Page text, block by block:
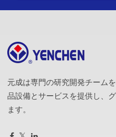
元成は専門の研究開発チーム
品設備とサービスを提供し、
ます。